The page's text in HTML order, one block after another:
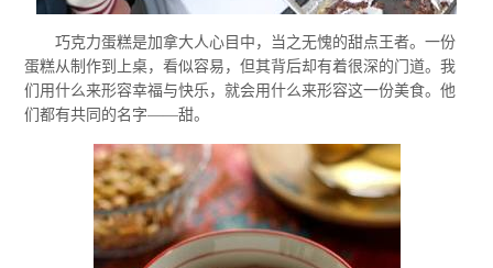
巧克力蛋糕是加拿大人心目中，当之无愧的甜点王者。一份
蛋糕从制作到上桌，看似容易，但其背后却有着很深的门道。我
们用什么来形容幸福与快乐，就会用什么来形容这一份美食。他
们都有共同的名字——甜。